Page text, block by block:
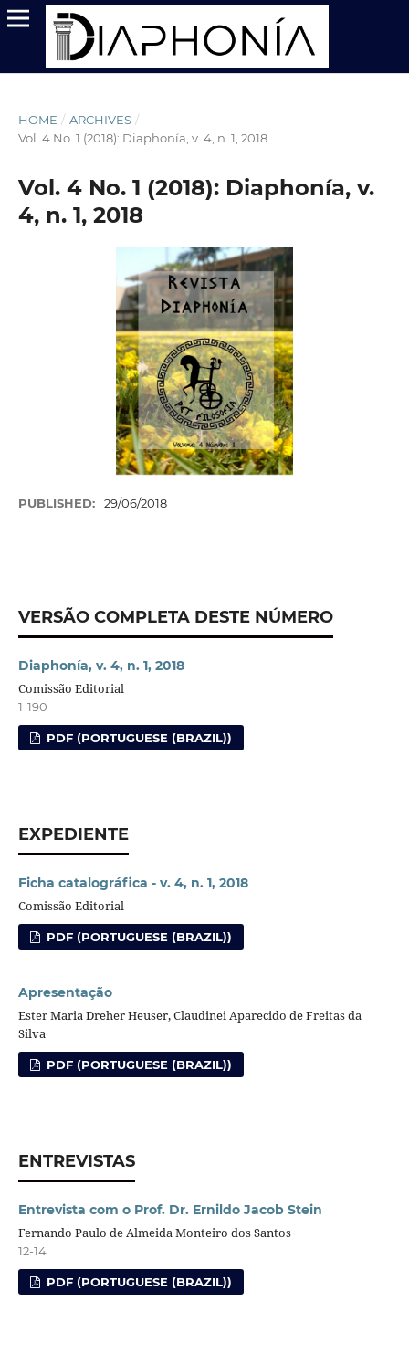
HOME / ARCHIVES /
Vol. 4 No. 1 (2018): Diaphonía, v. 4, n. 1, 2018
Vol. 4 No. 1 (2018): Diaphonía, v.
4, n. 1, 2018
PUBLISHED: 29/06/2018
VERSÃO COMPLETA DESTE NÚMERO
Diaphonía, v. 4, n. 1, 2018
Comissão Editorial
1-190
PDF (PORTUGUESE (BRAZIL))
EXPEDIENTE
Ficha catalográfica - v. 4, n. 1, 2018
Comissão Editorial
PDF (PORTUGUESE (BRAZIL))
Apresentação
Ester Maria Dreher Heuser, Claudinei Aparecido de Freitas da
Silva
PDF (PORTUGUESE (BRAZIL))
ENTREVISTAS
Entrevista com o Prof. Dr. Ernildo Jacob Stein
Fernando Paulo de Almeida Monteiro dos Santos
12-14
PDF (PORTUGUESE (BRAZIL))